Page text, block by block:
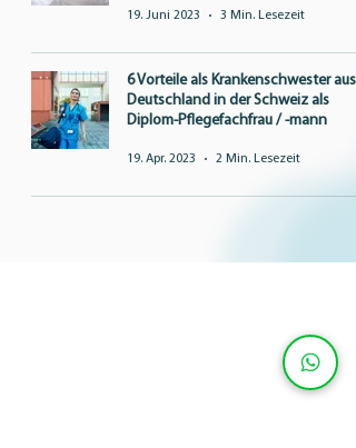
19. Juni 2023 3 Min. Lesezeit
6 Vorteile als Krankenschwester aus
Deutschland in der Schweiz als
Diplom-Pflegefachfrau / -mann
19. Apr. 2023 2 Min. Lesezeit